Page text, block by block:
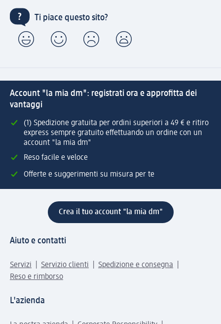
Ti piace questo sito?
Account "la mia dm": registrati ora e approfitta dei
vantaggi
(1) Spedizione gratuita per ordini superiori a 49 € e ritiro
express sempre gratuito effettuando un ordine con un
account "la mia dm"
Reso facile e veloce
Offerte e suggerimenti su misura per te
Crea il tuo account "la mia dm"
Aiuto e contatti
Servizi Servizio clienti
Spedizione e consegna
Reso e rimborso
L'azienda